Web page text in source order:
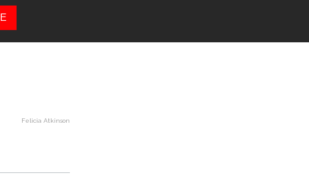
DERNIERS ARTICLES
Felicia Atkinson